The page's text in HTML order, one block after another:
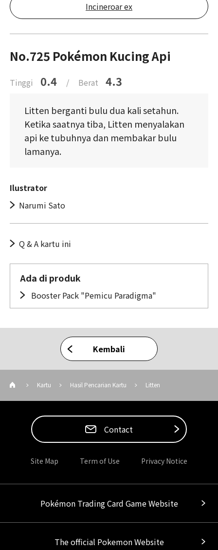
Incineroar ex
No.725 Pokémon Kucing Api
Tinggi 0.4 / Berat 4.3
Litten berganti bulu dua kali setahun.
Ketika saatnya tiba, Litten menyalakan
api ke tubuhnya dan membakar bulu
lamanya.
Ilustrator
Narumi Sato
Q & A kartu ini
Ada di produk
Booster Pack "Pemicu Paradigma"
Kembali
Kartu Hasil Pencarian Kartu Litten
Contact
Site Map Term of Use Privacy Notice
Pokémon Trading Card Game Website
The official Pokemon Website